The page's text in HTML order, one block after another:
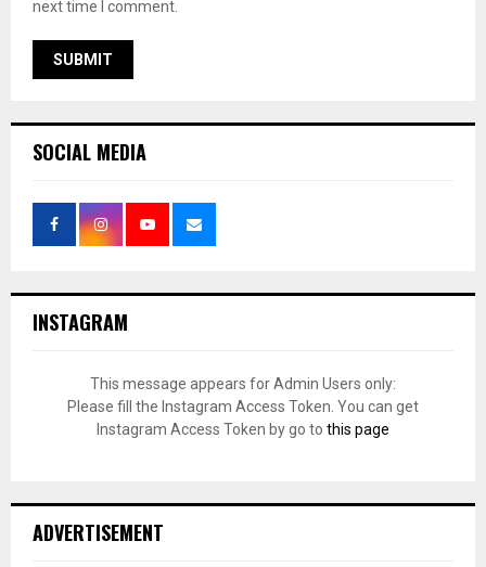
next time I comment.
SOCIAL MEDIA
INSTAGRAM
This message appears for Admin Users only:
Please fill the Instagram Access Token. You can get
Instagram Access Token by go to this page
ADVERTISEMENT